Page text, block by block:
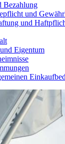
Bezahlung
und
und
Eigentum